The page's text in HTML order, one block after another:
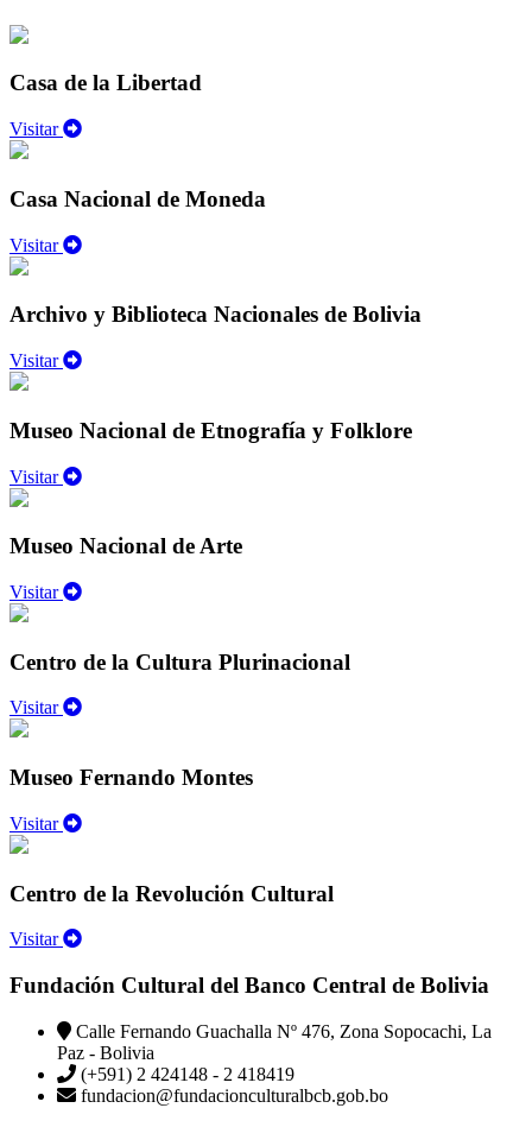
Casa de la Libertad
Visitar
Casa Nacional de Moneda
Visitar
Archivo y Biblioteca Nacionales de Bolivia
Visitar
Museo Nacional de Etnografía y Folklore
Visitar
Museo Nacional de Arte
Visitar
Centro de la Cultura Plurinacional
Visitar
Museo Fernando Montes
Visitar
Centro de la Revolución Cultural
Visitar
Fundación Cultural del Banco Central de Bolivia
Calle Fernando Guachalla Nº 476, Zona Sopocachi, La
Paz - Bolivia
(+591) 2 424148 - 2 418419
fundacion@fundacionculturalbcb.gob.bo